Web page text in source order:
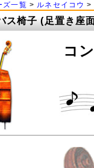
ズ一覧 > ルネセイコウ >
ス椅子 (足置き座
コ